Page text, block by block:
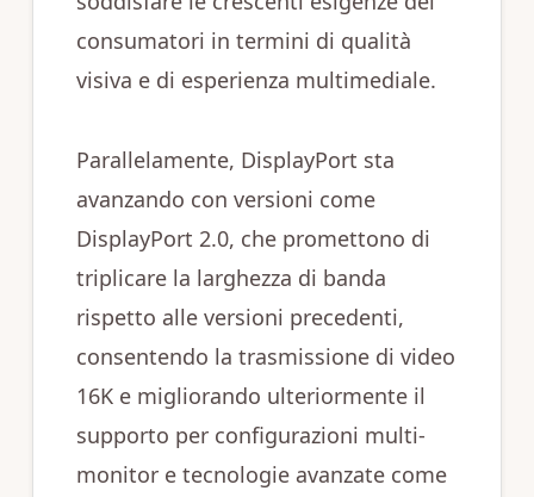
consumatori in termini di qualità
visiva e di esperienza multimediale.
Parallelamente, DisplayPort sta
avanzando con versioni come
DisplayPort 2.0, che promettono di
triplicare la larghezza di banda
rispetto alle versioni precedenti,
consentendo la trasmissione di video
16K e migliorando ulteriormente il
supporto per configurazioni multi-
monitor e tecnologie avanzate come